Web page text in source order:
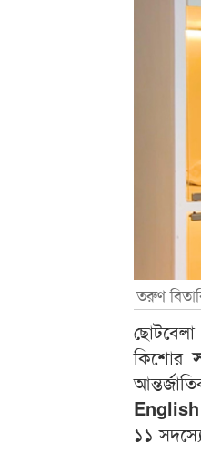
তরুণ
কিশোর
১১